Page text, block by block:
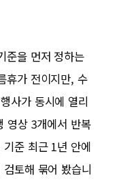
준을 먼저 정하는
휴가 전이지만, 수
사가 동시에 열리
영상 3개에서 반복
준 최근 1년 안에
토해 묶어 봤습니